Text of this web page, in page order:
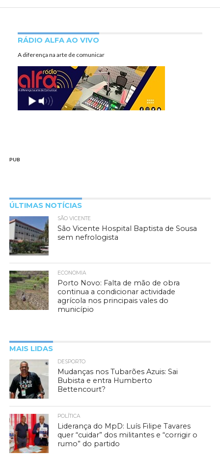
RÁDIO ALFA AO VIVO
A diferença na arte de comunicar
PUB
ÚLTIMAS NOTÍCIAS
SÃO VICENTE
São Vicente Hospital Baptista de Sousa
sem nefrologista
ECONOMIA
Porto Novo: Falta de mão de obra
continua a condicionar actividade
agrícola nos principais vales do
município
MAIS LIDAS
DESPORTO
Mudanças nos Tubarões Azuis: Sai
Bubista e entra Humberto
Bettencourt?
POLÍTICA
Liderança do MpD: Luís Filipe Tavares
quer “cuidar” dos militantes e “corrigir o
rumo” do partido